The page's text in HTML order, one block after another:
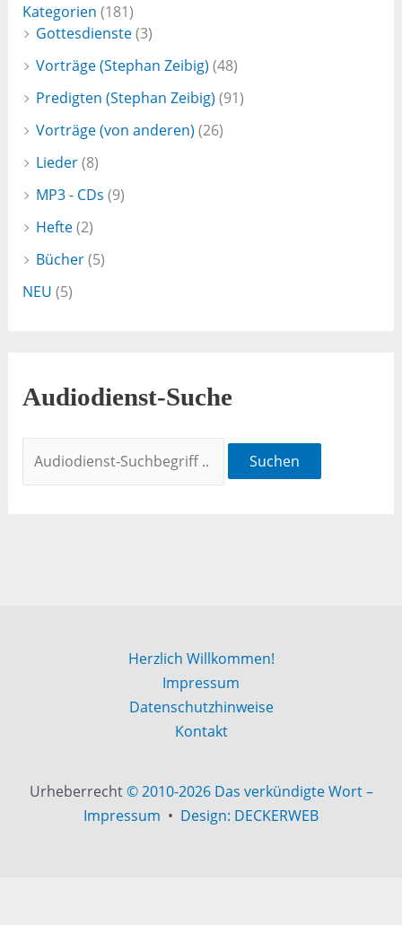
Kategorien (181)
Gottesdienste(3)
Vorträge (Stephan Zeibig) (48)
Predigten (Stephan Zeibig) (91)
Vorträge (von anderen) (26)
Lieder(8)
MP3 - CDs (9)
Hefte(2)
Bücher(5)
NEU (5)
Audiodienst-Suche
Suchen
Herzlich Willkommen!
Impressum
Datenschutzhinweise
Kontakt
Urheberrecht© 2010-2026 Das verkündigte Wort –
Impressum • Design: DECKERWEB